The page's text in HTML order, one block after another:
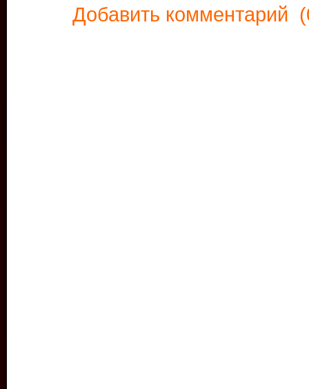
Добавить комментарий